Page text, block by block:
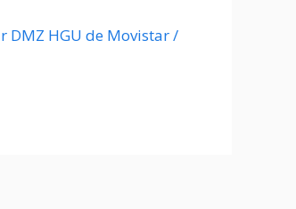
DMZ HGU de Movistar /